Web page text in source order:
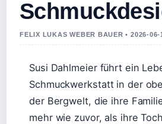
FELIX LUKAS WEBER BAUER • 2026-
Susi Dahlmeier führt ein
Schmuckwerkstatt in der
der Bergwelt, die ihre
mehr wie zuvor, als ihre